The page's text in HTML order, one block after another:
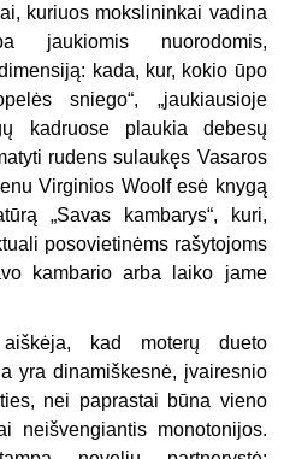
kuriuos mokslininkai vadina
jaukiomis nuorodomis,
kada, kur, kokio ūpo
sniego“, „jaukiausioje
kadruose plaukia debesų
rudens sulaukęs Vasaros
Virginios Woolf esė knygą
„Savas kambarys“, kuri,
posovietinėms rašytojoms
kambario arba laiko jame
kad moterų dueto
yra dinamiškesnė, įvairesnio
nei paprastai būna vieno
neišvengiantis monotonijos.